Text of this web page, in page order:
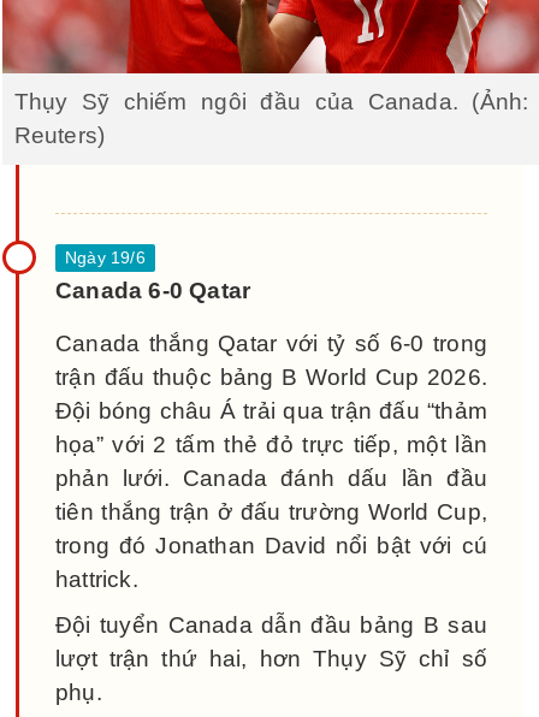
Thụy Sỹ chiếm ngôi đầu của Canada. (Ảnh:
Reuters)
Canada 6-0 Qatar
Canada thắng Qatar với tỷ số 6-0 trong
trận đấu thuộc bảng B World Cup 2026.
Đội bóng châu Á trải qua trận đấu “thảm
họa” với 2 tấm thẻ đỏ trực tiếp, một lần
phản lưới. Canada đánh dấu lần đầu
tiên thắng trận ở đấu trường World Cup,
trong đó Jonathan David nổi bật với cú
hattrick.
Đội tuyển Canada dẫn đầu bảng B sau
lượt trận thứ hai, hơn Thụy Sỹ chỉ số
phụ.